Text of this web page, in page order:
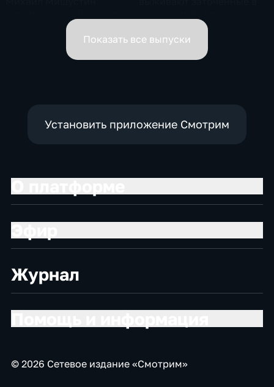
вице-премьеров
Показать все выпуски
Установить приложение Смотрим
Журнал
© 2026 Сетевое издание «Смотрим»